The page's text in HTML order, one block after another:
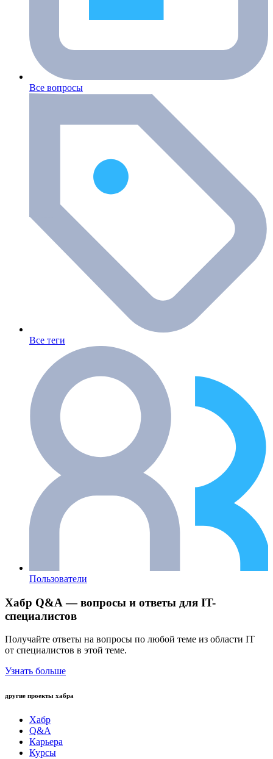
Все вопросы
Все теги
Пользователи
Хабр Q&A — вопросы и ответы для IT-
специалистов
Получайте ответы на вопросы по любой теме из области IT
от специалистов в этой теме.
Узнать больше
другие проекты хабра
Хабр
Q&A
Карьера
Курсы